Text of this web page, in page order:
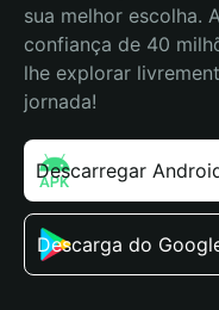
sua melhor escolha.
confiança de 40
lhe explorar
jornada!
Descarregar
Descarga do